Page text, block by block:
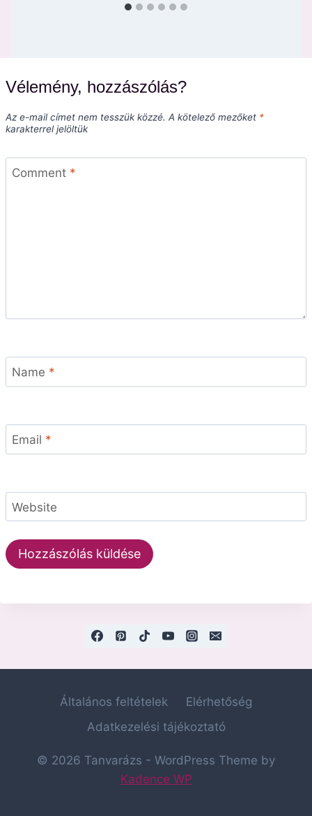
Vélemény, hozzászólás?
Az e-mail címet nem tesszük közzé. A kötelező mezőket *
karakterrel jelöltük
Comment *
Name *
Email *
Website
Általános feltételek
Elérhetőség
Adatkezelési tájékoztató
© 2026 Tanvarázs - WordPress Theme by
Kadence WP